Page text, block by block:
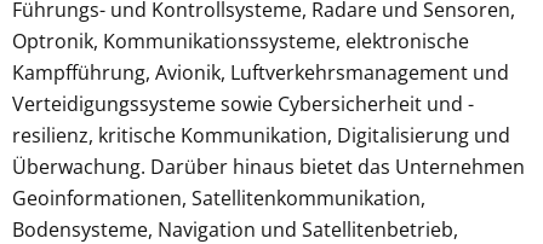
Führungs- und Kontrollsysteme, Radare und Sensoren,
Optronik, Kommunikationssysteme, elektronische
Kampfführung, Avionik, Luftverkehrsmanagement und
Verteidigungssysteme sowie Cybersicherheit und -
resilienz, kritische Kommunikation, Digitalisierung und
Überwachung. Darüber hinaus bietet das Unternehmen
Geoinformationen, Satellitenkommunikation,
Bodensysteme, Navigation und Satellitenbetrieb,